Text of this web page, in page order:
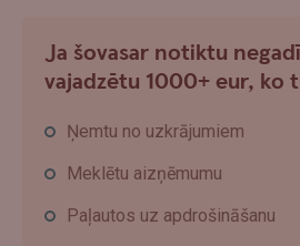
Ja šovasar notiktu
vajadzētu 1000+ eur, ko
Ņemtu no uzkrājumiem
Meklētu aizņēmumu
Paļautos uz apdrošināšanu